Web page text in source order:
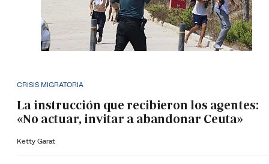
CRISIS MIGRATORIA
La instrucción que recibieron los agentes:
«No actuar, invitar a abandonar Ceuta»
Ketty Garat